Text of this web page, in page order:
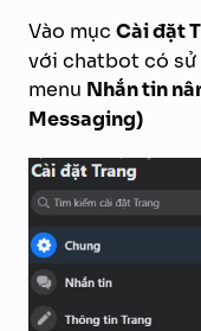
Vào mục Cài đặt
với chatbot có sử
menu Nhắn tin
Messaging)